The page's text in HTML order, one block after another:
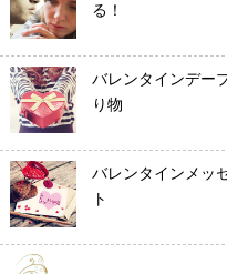
る！
バレンタインデー
り物
バレンタインメッ
ト